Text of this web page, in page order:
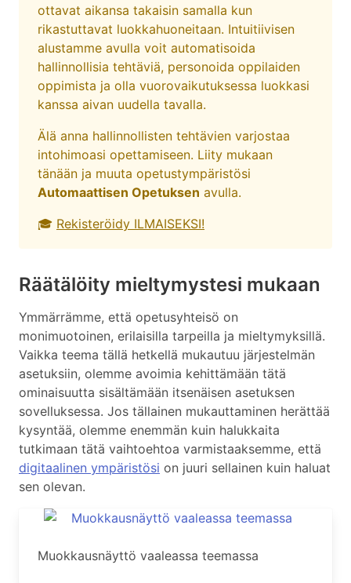
ottavat aikansa takaisin samalla kun
rikastuttavat luokkahuoneitaan. Intuitiivisen
alustamme avulla voit automatisoida
hallinnollisia tehtäviä, personoida oppilaiden
oppimista ja olla vuorovaikutuksessa luokkasi
kanssa aivan uudella tavalla.
Älä anna hallinnollisten tehtävien varjostaa
intohimoasi opettamiseen. Liity mukaan
tänään ja muuta opetustympäristösi
Automaattisen Opetuksen avulla.
🎓 Rekisteröidy ILMAISEKSI!
Räätälöity mieltymystesi mukaan
Ymmärrämme, että opetusyhteisö on
monimuotoinen, erilaisilla tarpeilla ja mieltymyksillä.
Vaikka teema tällä hetkellä mukautuu järjestelmän
asetuksiin, olemme avoimia kehittämään tätä
ominaisuutta sisältämään itsenäisen asetuksen
sovelluksessa. Jos tällainen mukauttaminen herättää
kysyntää, olemme enemmän kuin halukkaita
tutkimaan tätä vaihtoehtoa varmistaaksemme, että
digitaalinen ympäristösi on juuri sellainen kuin haluat
sen olevan.
Muokkausnäyttö vaaleassa teemassa